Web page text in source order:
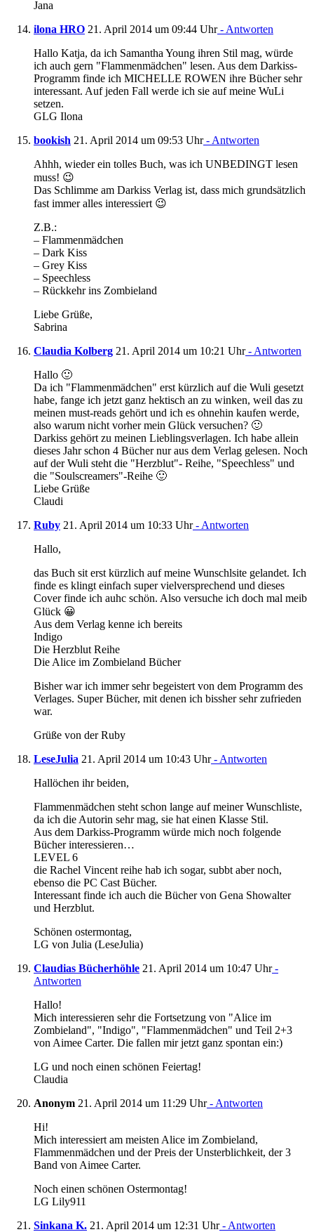
Jana
ilona HRO 21. April 2014 um 09:44 Uhr- Antworten
Hallo Katja, da ich Samantha Young ihren Stil mag, würde
ich auch gern "Flammenmädchen" lesen. Aus dem Darkiss-
Programm finde ich MICHELLE ROWEN ihre Bücher sehr
interessant. Auf jeden Fall werde ich sie auf meine WuLi
setzen.
GLG Ilona
bookish 21. April 2014 um 09:53 Uhr- Antworten
Ahhh, wieder ein tolles Buch, was ich UNBEDINGT lesen
muss! 😉
Das Schlimme am Darkiss Verlag ist, dass mich grundsätzlich
fast immer alles interessiert 😉
Z.B.:
– Flammenmädchen
– Dark Kiss
– Grey Kiss
– Speechless
– Rückkehr ins Zombieland
Liebe Grüße,
Sabrina
Claudia Kolberg 21. April 2014 um 10:21 Uhr- Antworten
Hallo 🙂
Da ich "Flammenmädchen" erst kürzlich auf die Wuli gesetzt
habe, fange ich jetzt ganz hektisch an zu winken, weil das zu
meinen must-reads gehört und ich es ohnehin kaufen werde,
also warum nicht vorher mein Glück versuchen? 🙂
Darkiss gehört zu meinen Lieblingsverlagen. Ich habe allein
dieses Jahr schon 4 Bücher nur aus dem Verlag gelesen. Noch
auf der Wuli steht die "Herzblut"- Reihe, "Speechless" und
die "Soulscreamers"-Reihe 🙂
Liebe Grüße
Claudi
Ruby 21. April 2014 um 10:33 Uhr- Antworten
Hallo,
das Buch sit erst kürzlich auf meine Wunschlsite gelandet. Ich
finde es klingt einfach super vielversprechend und dieses
Cover finde ich auhc schön. Also versuche ich doch mal meib
Glück 😀
Aus dem Verlag kenne ich bereits
Indigo
Die Herzblut Reihe
Die Alice im Zombieland Bücher
Bisher war ich immer sehr begeistert von dem Programm des
Verlages. Super Bücher, mit denen ich bissher sehr zufrieden
war.
Grüße von der Ruby
LeseJulia 21. April 2014 um 10:43 Uhr- Antworten
Hallöchen ihr beiden,
Flammenmädchen steht schon lange auf meiner Wunschliste,
da ich die Autorin sehr mag, sie hat einen Klasse Stil.
Aus dem Darkiss-Programm würde mich noch folgende
Bücher interessieren…
LEVEL 6
die Rachel Vincent reihe hab ich sogar, subbt aber noch,
ebenso die PC Cast Bücher.
Interessant finde ich auch die Bücher von Gena Showalter
und Herzblut.
Schönen ostermontag,
LG von Julia (LeseJulia)
Claudias Bücherhöhle 21. April 2014 um 10:47 Uhr-
Antworten
Hallo!
Mich interessieren sehr die Fortsetzung von "Alice im
Zombieland", "Indigo", "Flammenmädchen" und Teil 2+3
von Aimee Carter. Die fallen mir jetzt ganz spontan ein:)
LG und noch einen schönen Feiertag!
Claudia
Anonym 21. April 2014 um 11:29 Uhr- Antworten
Hi!
Mich interessiert am meisten Alice im Zombieland,
Flammenmädchen und der Preis der Unsterblichkeit, der 3
Band von Aimee Carter.
Noch einen schönen Ostermontag!
LG Lily911
Sinkana K. 21. April 2014 um 12:31 Uhr- Antworten